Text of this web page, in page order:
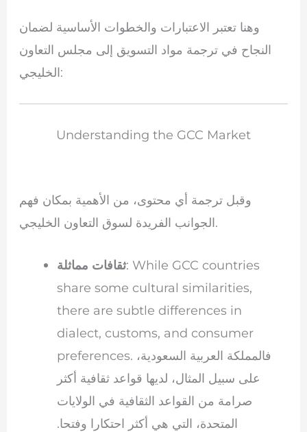
وهنا تعتبر الاعتبارات والخطوات الأساسية لضمان
النجاح في ترجمة مواد التسويق إلى مجلس التعاون
الخليجي:
Understanding the GCC Market
وقبل ترجمة أي محتوى، من الأهمية بمكان فهم
الجوانب الفريدة لسوق التعاون الخليجي.
ثقافات مماثلة: While GCC countries
share some cultural similarities,
there are subtle differences in
dialect, customs, and consumer
preferences. فالمملكة العربية السعودية،
على سبيل المثال، لديها قواعد ثقافية أكثر
صرامة من القواعد الثقافية في الولايات
المتحدة، التي هي أكثر احتكارا وفتحا.